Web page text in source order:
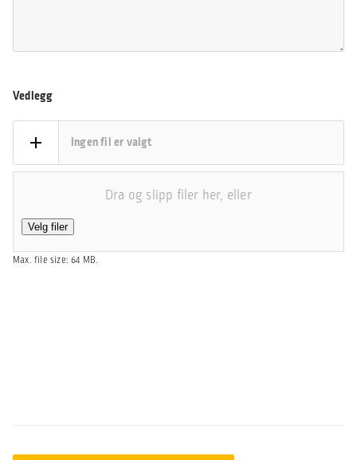
Vedlegg
Ingen fil er valgt
Dra og slipp filer her, eller
Velg filer
Max. file size: 64 MB.